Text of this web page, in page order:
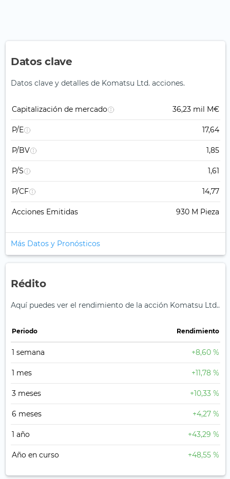
Datos clave
Datos clave y detalles de Komatsu Ltd. acciones.
Capitalización de mercado 36,23 mil M€
P/E 17,64
P/BV 1,85
P/S 1,61
P/CF 14,77
Acciones Emitidas 930 M Pieza
Más Datos y Pronósticos
Rédito
Aquí puedes ver el rendimiento de la acción Komatsu Ltd..
Periodo Rendimiento
1 semana +8,60 %
1 mes +11,78 %
3 meses +10,33 %
6 meses +4,27 %
1 año +43,29 %
Año en curso +48,55 %